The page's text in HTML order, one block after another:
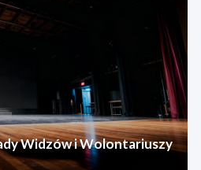
Widzów i Wolontariuszy